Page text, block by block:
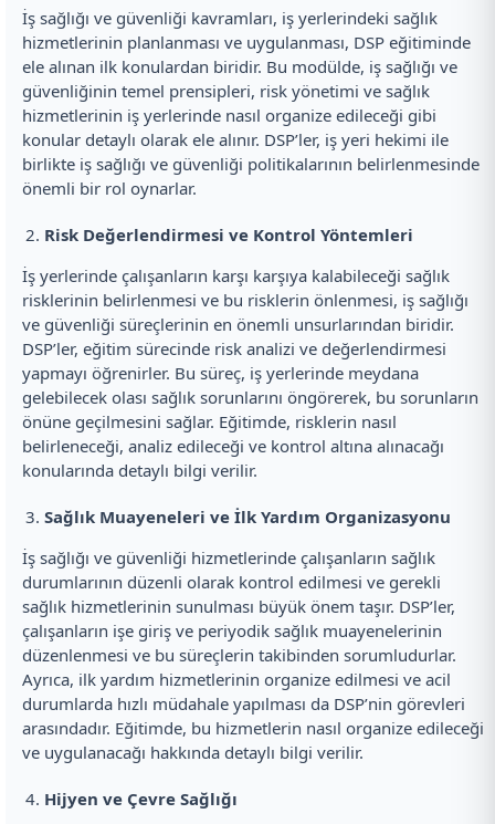
İş sağlığı ve güvenliği kavramları, iş yerlerindeki sağlık
hizmetlerinin planlanması ve uygulanması, DSP eğitiminde
ele alınan ilk konulardan biridir. Bu modülde, iş sağlığı ve
güvenliğinin temel prensipleri, risk yönetimi ve sağlık
hizmetlerinin iş yerlerinde nasıl organize edileceği gibi
konular detaylı olarak ele alınır. DSP’ler, iş yeri hekimi ile
birlikte iş sağlığı ve güvenliği politikalarının belirlenmesinde
önemli bir rol oynarlar.
Risk Değerlendirmesi ve Kontrol Yöntemleri
İş yerlerinde çalışanların karşı karşıya kalabileceği sağlık
risklerinin belirlenmesi ve bu risklerin önlenmesi, iş sağlığı
ve güvenliği süreçlerinin en önemli unsurlarından biridir.
DSP’ler, eğitim sürecinde risk analizi ve değerlendirmesi
yapmayı öğrenirler. Bu süreç, iş yerlerinde meydana
gelebilecek olası sağlık sorunlarını öngörerek, bu sorunların
önüne geçilmesini sağlar. Eğitimde, risklerin nasıl
belirleneceği, analiz edileceği ve kontrol altına alınacağı
konularında detaylı bilgi verilir.
Sağlık Muayeneleri ve İlk Yardım Organizasyonu
İş sağlığı ve güvenliği hizmetlerinde çalışanların sağlık
durumlarının düzenli olarak kontrol edilmesi ve gerekli
sağlık hizmetlerinin sunulması büyük önem taşır. DSP’ler,
çalışanların işe giriş ve periyodik sağlık muayenelerinin
düzenlenmesi ve bu süreçlerin takibinden sorumludurlar.
Ayrıca, ilk yardım hizmetlerinin organize edilmesi ve acil
durumlarda hızlı müdahale yapılması da DSP’nin görevleri
arasındadır. Eğitimde, bu hizmetlerin nasıl organize edileceği
ve uygulanacağı hakkında detaylı bilgi verilir.
Hijyen ve Çevre Sağlığı